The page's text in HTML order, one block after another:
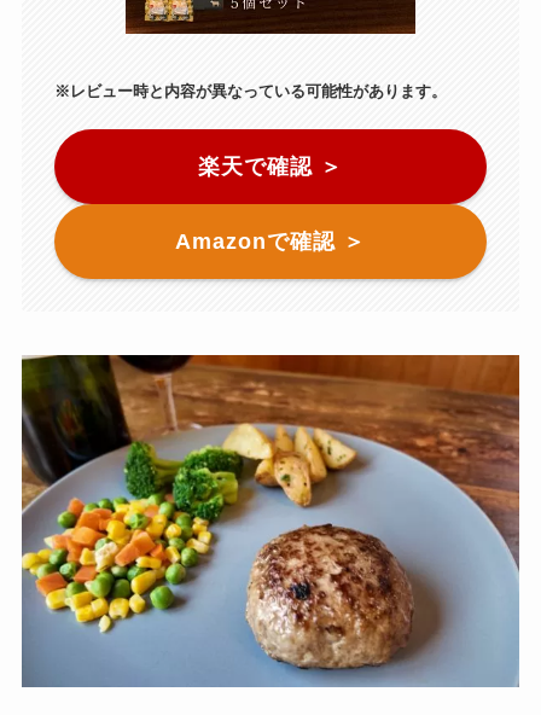
※レビュー時と内容が異なっている可能性があります。
楽天で確認 ＞
Amazonで確認 ＞